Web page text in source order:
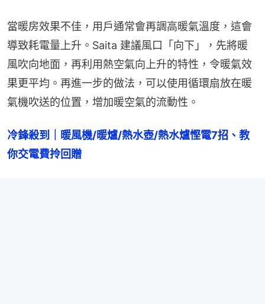
當暖房效果不佳，用戶通常會再調高暖氣溫度，這會
導致耗電量上升。Saita 建議風口「向下」，先將暖
風吹向地面，再利用熱空氣向上升的特性，令暖氣效
果更平均。再進一步的做法，可以使用循環扇放在暖
氣機吹送的位置，增加暖空氣的流動性。
冷鋒殺到｜暖風機/暖爐/熱水壺/熱水爐慳電7招、教
你交電費拎回贈